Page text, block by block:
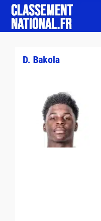
D. Bakola